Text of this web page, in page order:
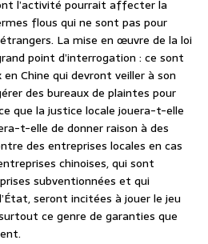
l’activité pourrait affecter la
flous qui ne sont pas pour
La mise en œuvre de la loi
point d’interrogation : ce sont
Chine qui devront veiller à son
des bureaux de plaintes pour
que la justice locale jouera-t-elle
t-elle de donner raison à des
des entreprises locales en cas
chinoises, qui sont
subventionnées et qui
seront incitées à jouer le jeu
ce genre de garanties que